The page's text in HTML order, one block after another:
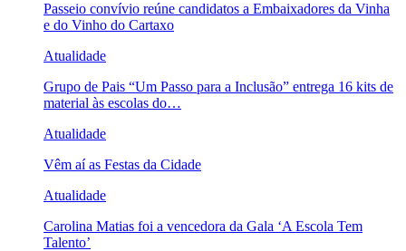
Passeio convívio reúne candidatos a Embaixadores da Vinha
e do Vinho do Cartaxo
Atualidade
Grupo de Pais “Um Passo para a Inclusão” entrega 16 kits de
material às escolas do…
Atualidade
Vêm aí as Festas da Cidade
Atualidade
Carolina Matias foi a vencedora da Gala ‘A Escola Tem
Talento’